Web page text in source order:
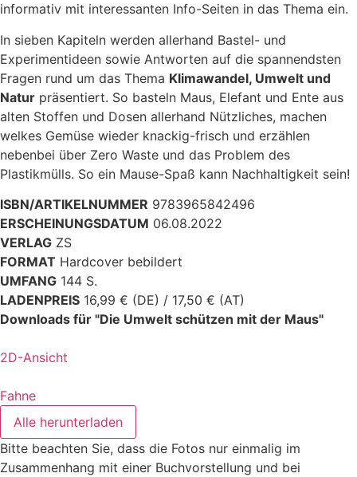
informativ mit interessanten Info-Seiten in das Thema ein.
In sieben Kapiteln werden allerhand Bastel- und
Experimentideen sowie Antworten auf die spannendsten
Fragen rund um das Thema Klimawandel, Umwelt und
Natur präsentiert. So basteln Maus, Elefant und Ente aus
alten Stoffen und Dosen allerhand Nützliches, machen
welkes Gemüse wieder knackig-frisch und erzählen
nebenbei über Zero Waste und das Problem des
Plastikmülls. So ein Mause-Spaß kann Nachhaltigkeit sein!
ISBN/ARTIKELNUMMER 9783965842496
ERSCHEINUNGSDATUM 06.08.2022
VERLAG ZS
FORMAT Hardcover bebildert
UMFANG 144 S.
LADENPREIS 16,99 € (DE) / 17,50 € (AT)
Downloads für "Die Umwelt schützen mit der Maus"
2D-Ansicht
Fahne
Alle herunterladen
Bitte beachten Sie, dass die Fotos nur einmalig im
Zusammenhang mit einer Buchvorstellung und bei